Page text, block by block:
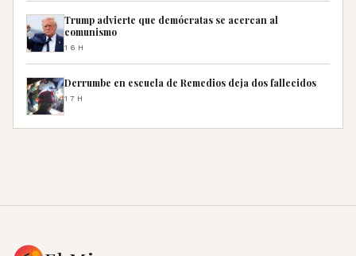
Trump advierte que demócratas se acercan al
comunismo
16H
Derrumbe en escuela de Remedios deja dos fallecidos
17H